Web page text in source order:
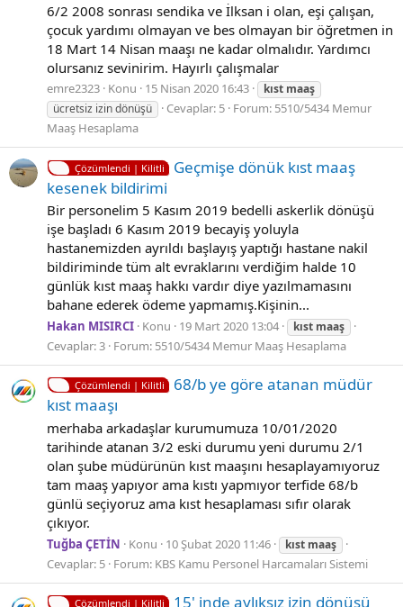
6/2 2008 sonrası sendika ve İlksan i olan, eşi çalışan,
çocuk yardımı olmayan ve bes olmayan bir öğretmen in
18 Mart 14 Nisan maaşı ne kadar olmalıdır. Yardımcı
olursanız sevinirim. Hayırlı çalışmalar
emre2323 Konu 15 Nisan 2020 16:43 kıst maaş
ücretsiz izin dönüşü
Cevaplar: 5 Forum: 5510/5434 Memur
Maaş Hesaplama
Çözümlendi | Kilitli
Geçmişe dönük kıst maaş
kesenek bildirimi
Bir personelim 5 Kasım 2019 bedelli askerlik dönüşü
işe başladı 6 Kasım 2019 becayiş yoluyla
hastanemizden ayrıldı başlayış yaptığı hastane nakil
bildiriminde tüm alt evraklarını verdiğim halde 10
günlük kıst maaş hakkı vardır diye yazılmamasını
bahane ederek ödeme yapmamış.Kişinin...
Hakan MISIRCI Konu 19 Mart 2020 13:04 kıst maaş
Cevaplar: 3 Forum: 5510/5434 Memur Maaş Hesaplama
Çözümlendi | Kilitli
68/b ye göre atanan müdür
kıst maaşı
merhaba arkadaşlar kurumumuza 10/01/2020
tarihinde atanan 3/2 eski durumu yeni durumu 2/1
olan şube müdürünün kıst maaşını hesaplayamıyoruz
tam maaş yapıyor ama kıstı yapmıyor terfide 68/b
günlü seçiyoruz ama kıst hesaplaması sıfır olarak
çıkıyor.
Tuğba ÇETİN Konu 10 Şubat 2020 11:46 kıst maaş
Cevaplar: 5 Forum: KBS Kamu Personel Harcamaları Sistemi
Çözümlendi | Kilitli
15' inde aylıksız izin dönüşü